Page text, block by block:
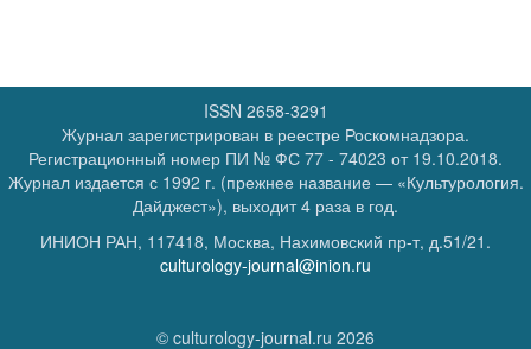
ISSN 2658-3291
Журнал зарегистрирован в реестре Роскомнадзора.
Регистрационный номер ПИ № ФС 77 - 74023 от 19.10.2018.
Журнал издается с 1992 г. (прежнее название — «Культурология.
Дайджест»), выходит 4 раза в год.
ИНИОН РАН, 117418, Москва, Нахимовский пр-т, д.51/21.
culturology-journal@inion.ru
© culturology-journal.ru 2026